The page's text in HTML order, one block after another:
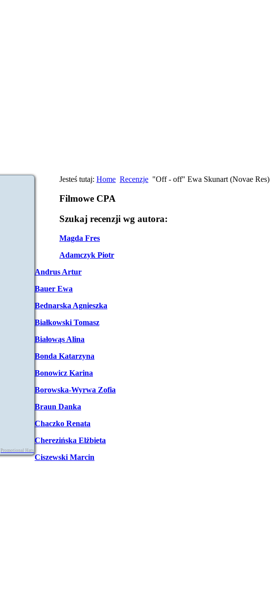
Promotional Hats
Jesteś tutaj: Home Recenzje "Off - off" Ewa Skunart (Novae Res)
Filmowe CPA
Szukaj recenzji wg autora:
Magda Fres
Adamczyk Piotr
Andrus Artur
Bauer Ewa
Bednarska Agnieszka
Białkowski Tomasz
Białowąs Alina
Bonda Katarzyna
Bonowicz Karina
Borowska-Wyrwa Zofia
Braun Danka
Chaczko Renata
Cherezińska Elżbieta
Ciszewski Marcin